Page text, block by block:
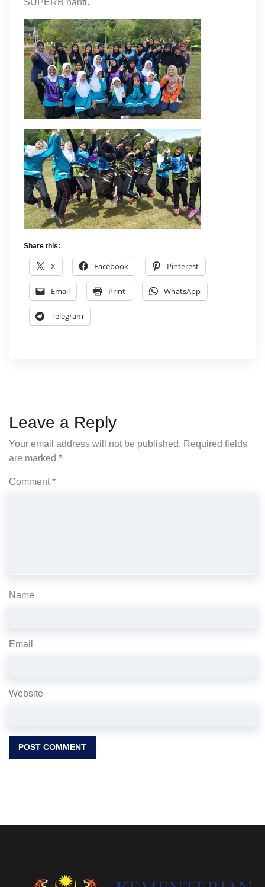
SUPERB nanti.
Share this:
X Facebook Pinterest
Email Print WhatsApp
Telegram
Leave a Reply
Your email address will not be published. Required fields
are marked *
Comment*
Name
Email
Website